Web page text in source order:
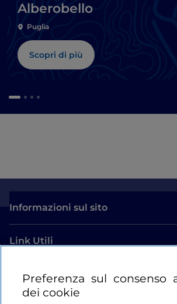
Alberobello
Puglia
Scopri di più
Informazioni sul sito
Link Utili
Login
Restiamo in contatto
Preferenza sul consenso
dei cookie